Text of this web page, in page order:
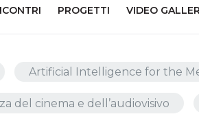
PROGETTI VIDEO
Artificial Intelligence for the
del cinema e dell’audiovisivo